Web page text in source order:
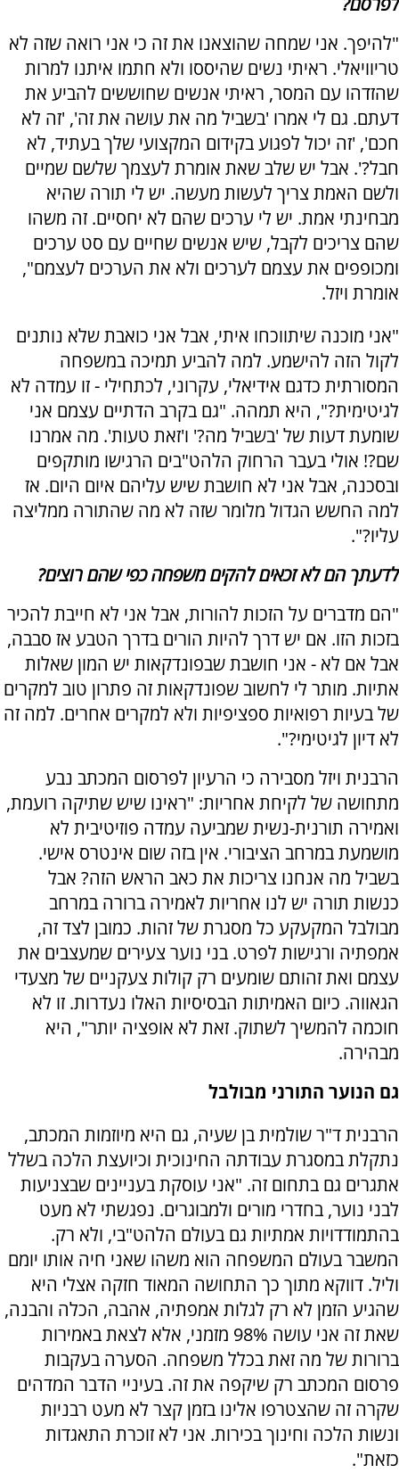
"להיפך. אני שמחה שהוצאנו את זה כי אני רואה שזה לא
טריוויאלי. ראיתי נשים שהיססו ולא חתמו איתנו למרות
שהזדהו עם המסר, ראיתי אנשים שחוששים להביע את
דעתם. גם לי אמרו 'בשביל מה את עושה את זה', 'זה לא
חכם', 'זה יכול לפגוע בקידום המקצועי שלך בעתיד, לא
חבל?'. אבל יש שלב שאת אומרת לעצמך שלשם שמיים
ולשם האמת צריך לעשות מעשה. יש לי תורה שהיא
מבחינתי אמת. יש לי ערכים שהם לא יחסיים. זה משהו
שהם צריכים לקבל, שיש אנשים שחיים עם סט ערכים
ומכופפים את עצמם לערכים ולא את הערכים לעצמם",
אומרת ויזל.
"אני מוכנה שיתווכחו איתי, אבל אני כואבת שלא נותנים
לקול הזה להישמע. למה להביע תמיכה במשפחה
המסורתית כדגם אידיאלי, עקרוני, לכתחילי - זו עמדה לא
לגיטימית?", היא תמהה. "גם בקרב הדתיים עצמם אני
שומעת דעות של 'בשביל מה?' ו'זאת טעות'. מה אמרנו
שם?! אולי בעבר הרחוק הלהט"בים הרגישו מותקפים
ובסכנה, אבל אני לא חושבת שיש עליהם איום היום. אז
למה החשש הגדול מלומר שזה לא מה שהתורה ממליצה
עליו?".
לדעתך הם לא זכאים להקים משפחה כפי שהם רוצים?
"הם מדברים על הזכות להורות, אבל אני לא חייבת להכיר
בזכות הזו. אם יש דרך להיות הורים בדרך הטבע אז סבבה,
אבל אם לא - אני חושבת שבפונדקאות יש המון שאלות
אתיות. מותר לי לחשוב שפונדקאות זה פתרון טוב למקרים
של בעיות רפואיות ספציפיות ולא למקרים אחרים. למה זה
לא דיון לגיטימי?".
הרבנית ויזל מסבירה כי הרעיון לפרסום המכתב נבע
מתחושה של לקיחת אחריות: "ראינו שיש שתיקה רועמת,
ואמירה תורנית-נשית שמביעה עמדה פוזיטיבית לא
מושמעת במרחב הציבורי. אין בזה שום אינטרס אישי.
בשביל מה אנחנו צריכות את כאב הראש הזה? אבל
כנשות תורה יש לנו אחריות לאמירה ברורה במרחב
מבולבל המקעקע כל מסגרת של זהות. כמובן לצד זה,
אמפתיה ורגישות לפרט. בני נוער צעירים שמעצבים את
עצמם ואת זהותם שומעים רק קולות צעקניים של מצעדי
הגאווה. כיום האמיתות הבסיסיות האלו נעדרות. זו לא
חוכמה להמשיך לשתוק. זאת לא אופציה יותר", היא
מבהירה.
גם הנוער התורני מבולבל
הרבנית ד"ר שולמית בן שעיה, גם היא מיוזמות המכתב,
נתקלת במסגרת עבודתה החינוכית וכיועצת הלכה בשלל
אתגרים גם בתחום זה. "אני עוסקת בעניינים שבצניעות
לבני נוער, בחדרי מורים ולמבוגרים. נפגשתי לא מעט
בהתמודדויות אמתיות גם בעולם הלהט"בי, ולא רק.
המשבר בעולם המשפחה הוא משהו שאני חיה אותו יומם
וליל. דווקא מתוך כך התחושה המאוד חזקה אצלי היא
שהגיע הזמן לא רק לגלות אמפתיה, אהבה, הכלה והבנה,
שאת זה אני עושה 98% מזמני, אלא לצאת באמירות
ברורות של מה זאת בכלל משפחה. הסערה בעקבות
פרסום המכתב רק שיקפה את זה. בעיניי הדבר המדהים
שקרה זה שהצטרפו אלינו בזמן קצר לא מעט רבניות
ונשות הלכה וחינוך בכירות. אני לא זוכרת התאגדות
כזאת".